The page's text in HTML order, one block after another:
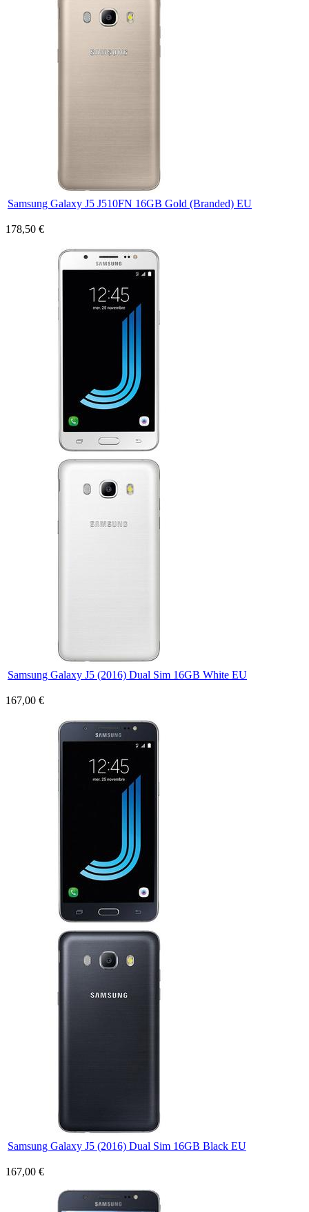
Samsung Galaxy J5 J510FN 16GB Gold (Branded) EU
178,50 €
Samsung Galaxy J5 (2016) Dual Sim 16GB White EU
167,00 €
Samsung Galaxy J5 (2016) Dual Sim 16GB Black EU
167,00 €